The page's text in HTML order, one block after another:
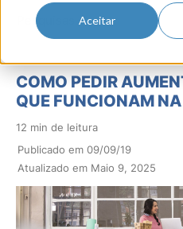
Aceitar
Pesquisas
COMO PEDIR
QUE FUNCIONAM
12 min de leitura
Publicado em 09/09/19
Atualizado em Maio 9, 2025